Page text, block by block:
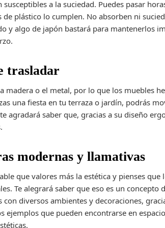
a la suciedad. Puedes pasar
plástico lo cumplen. No absorben ni
y algo de japón bastará para mantenerlos
trasladar
madera o el metal, por lo que los muebles
una fiesta en tu terraza o jardín, podrás
agradará saber que, gracias a su diseño
modernas y llamativas
que valores más la estética y pienses
Te alegrará saber que eso es un concepto
diversos ambientes y decoraciones,
que pueden encontrarse en